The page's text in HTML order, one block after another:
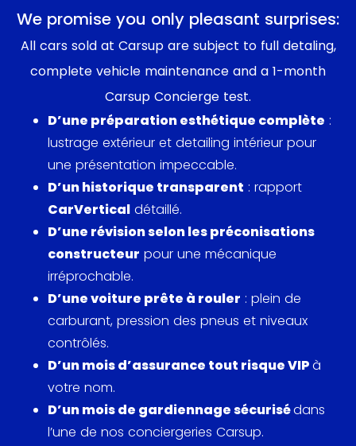
esthétique agressive, tout en incorporant des
technologies modernes. Les ingénieurs Ford et
Shelby ont travaillé ensemble pour optimiser les
performances avec des freins puissants, une
suspension ajustée pour la conduite sportive et
des améliorations aérodynamiques.
Cette GT500 symbolise également le renouveau
de l’image Shelby dans les années 2000, marquant
une étape clé dans l’histoire des Mustang haute
performance. Proposée à un prix compétitif pour
un véhicule de cette puissance, elle a rencontré un
succès immédiat, devenant un modèle phare pour
les amateurs de muscle cars et de l’héritage
Shelby.
We promise you only pleasant surprises:
All cars sold at Carsup are subject to full detaling,
complete vehicle maintenance and a 1-month
Carsup Concierge test.
D’une préparation esthétique complète :
lustrage extérieur et detailing intérieur pour
une présentation impeccable.
D’un historique transparent : rapport
CarVertical détaillé.
D’une révision selon les préconisations
constructeur pour une mécanique
irréprochable.
D’une voiture prête à rouler : plein de
carburant, pression des pneus et niveaux
contrôlés.
D’un mois d’assurance tout risque VIPà
votre nom.
D’un mois de gardiennage sécurisédans
l’une de nos conciergeries Carsup.